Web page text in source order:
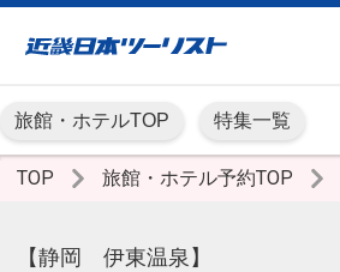
旅館・ホテルTOP 特集一覧
TOP 旅館・ホテル予約TOP
【静岡 伊東温泉】